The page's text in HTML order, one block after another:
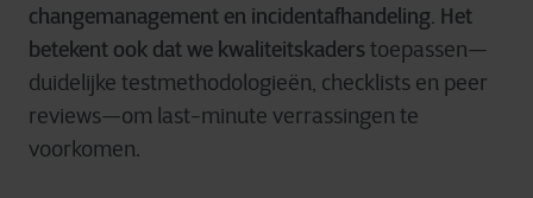
changemanagement en incidentafhandeling. Het
betekent ook dat we kwaliteitskaderstoepassen—
duidelijke testmethodologieën, checklists en peer
reviews—om last-minute verrassingen te
voorkomen.